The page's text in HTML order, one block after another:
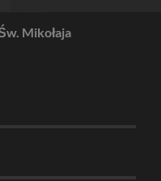
Mikołaja